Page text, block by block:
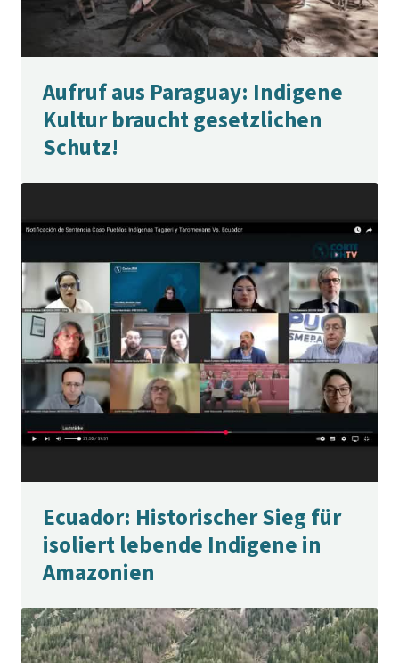
Aufruf aus Paraguay: Indigene
Kultur braucht gesetzlichen
Schutz!
Ecuador: Historischer Sieg für
isoliert lebende Indigene in
Amazonien